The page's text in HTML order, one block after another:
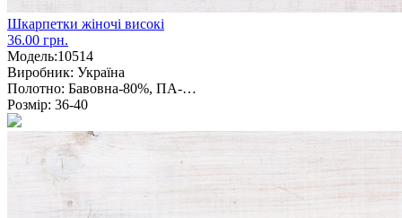
Шкарпетки жіночі високі
36.00 грн.
Модель:10514
Виробник: Україна
Полотно: Бавовна-80%, ПА-…
Розмір: 36-40